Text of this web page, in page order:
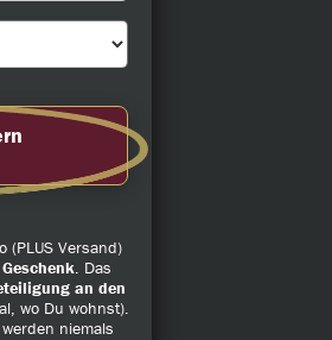
Versand)
Geschenk. Das
an den
wo Du wohnst).
niemals